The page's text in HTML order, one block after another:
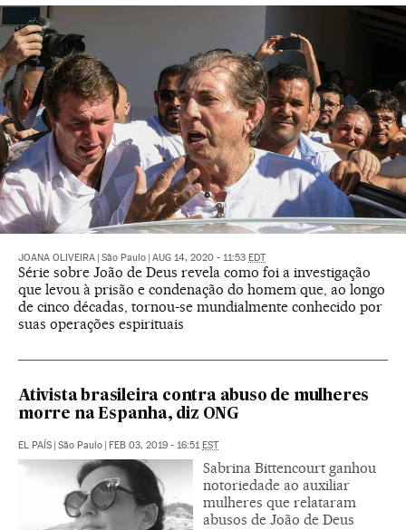
JOANA OLIVEIRA São Paulo AUG 14, 2020 - 11:53 EDT
Série sobre João de Deus revela como foi a investigação
que levou à prisão e condenação do homem que, ao longo
de cinco décadas, tornou-se mundialmente conhecido por
suas operações espirituais
Ativista brasileira contra abuso de mulheres
morre na Espanha, diz ONG
EL PAÍS São Paulo FEB 03, 2019 - 16:51 EST
Sabrina Bittencourt ganhou
notoriedade ao auxiliar
mulheres que relataram
abusos de João de Deus